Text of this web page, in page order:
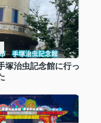
治虫記念館に行っ